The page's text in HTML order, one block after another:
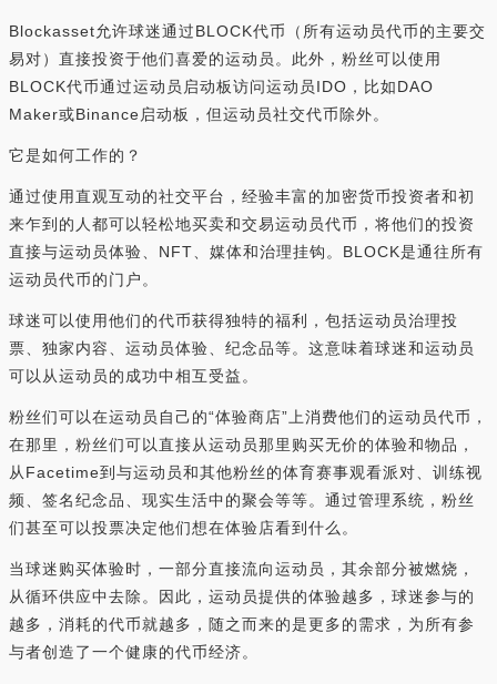
Blockasset允许球迷通过BLOCK代币（所有运动员代币的主要交
易对）直接投资于他们喜爱的运动员。此外，粉丝可以使用
BLOCK代币通过运动员启动板访问运动员IDO，比如DAO
Maker或Binance启动板，但运动员社交代币除外。
它是如何工作的？
通过使用直观互动的社交平台，经验丰富的加密货币投资者和初
来乍到的人都可以轻松地买卖和交易运动员代币，将他们的投资
直接与运动员体验、NFT、媒体和治理挂钩。BLOCK是通往所有
运动员代币的门户。
球迷可以使用他们的代币获得独特的福利，包括运动员治理投
票、独家内容、运动员体验、纪念品等。这意味着球迷和运动员
可以从运动员的成功中相互受益。
粉丝们可以在运动员自己的“体验商店”上消费他们的运动员代币，
在那里，粉丝们可以直接从运动员那里购买无价的体验和物品，
从Facetime到与运动员和其他粉丝的体育赛事观看派对、训练视
频、签名纪念品、现实生活中的聚会等等。通过管理系统，粉丝
们甚至可以投票决定他们想在体验店看到什么。
当球迷购买体验时，一部分直接流向运动员，其余部分被燃烧，
从循环供应中去除。因此，运动员提供的体验越多，球迷参与的
越多，消耗的代币就越多，随之而来的是更多的需求，为所有参
与者创造了一个健康的代币经济。